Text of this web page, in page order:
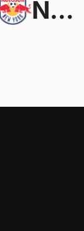
New York Red Bulls